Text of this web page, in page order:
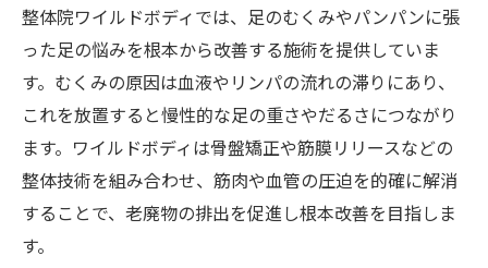
パンパン足にさよならを告げる施術体験
整体院ワイルドボディ施術の即効性を実感
パンパン足が一度で軽くなる驚きの変化
整体院ワイルドボディ独自技術で足のむく
み改善
体験者が語るワイルドボディの劇的な効果
整体院ワイルドボディの施術後の軽やかさ
整体院ワイルドボディでは、足のむくみやパンパンに張
った足の悩みを根本から改善する施術を提供していま
す。むくみの原因は血液やリンパの流れの滞りにあり、
これを放置すると慢性的な足の重さやだるさにつながり
ます。ワイルドボディは骨盤矯正や筋膜リリースなどの
整体技術を組み合わせ、筋肉や血管の圧迫を的確に解消
することで、老廃物の排出を促進し根本改善を目指しま
す。